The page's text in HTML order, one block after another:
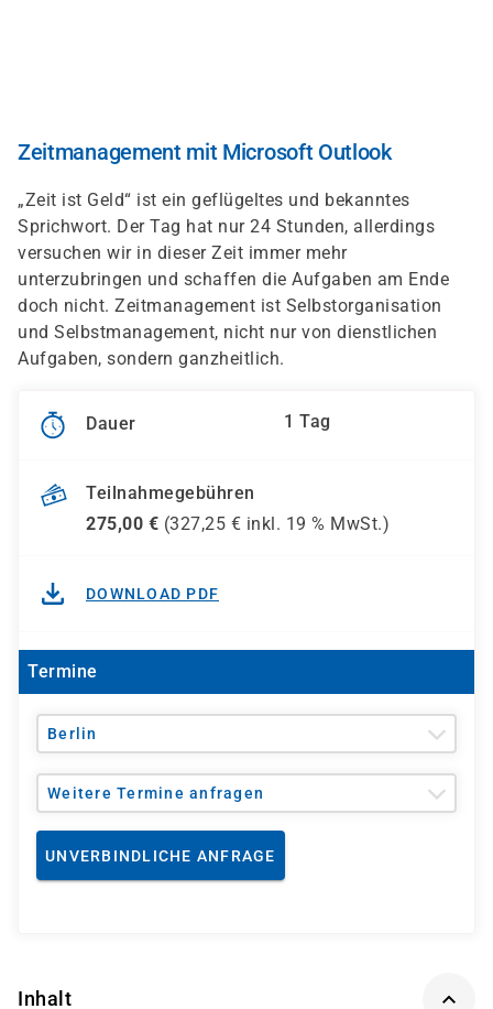
Zeitmanagement mit Microsoft Outlook
„Zeit ist Geld“ ist ein geflügeltes und bekanntes
Sprichwort. Der Tag hat nur 24 Stunden, allerdings
versuchen wir in dieser Zeit immer mehr
unterzubringen und schaffen die Aufgaben am Ende
doch nicht. Zeitmanagement ist Selbstorganisation
und Selbstmanagement, nicht nur von dienstlichen
Aufgaben, sondern ganzheitlich.
Dauer 1 Tag
Teilnahmegebühren
275,00 € (327,25 € inkl. 19 % MwSt.)
DOWNLOAD PDF
Termine
Berlin
Weitere Termine anfragen
UNVERBINDLICHE ANFRAGE
Inhalt